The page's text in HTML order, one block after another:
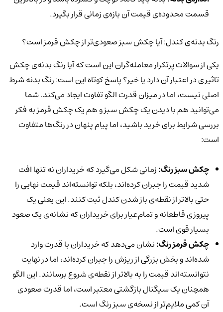
قسمت محدوده‌ی قیمت آن بازه‌ی زمانی قرار بگیرد.
رنگ بدنه‌ی کندل: آیا چکش سبز صعودی‌تر از چکش قرمز است؟
یکی از سوالات پرتکرار معامله‌گران این است که آیا رنگ بدنه‌ی چکش
تاثیری در اعتبار آن دارد یا خیر؟ پاسخ کوتاه این است: رنگ بدنه شرط
اصلی نیست، اما در میزان قدرت الگو تفاوت ایجاد می‌کند. شما
می‌توانید هم با دیدن یک چکش سبز و هم یک چکش قرمز به فکر
بررسی شرایط برای خرید باشید، اما پیام پنهان در رنگ‌ها متفاوت
است:
چکش سبز رنگ:زمانی شکل می‌گیرد که خریداران نه تنها افت
شدید قیمت را جبران کرده‌اند، بلکه توانسته‌اند قیمت نهایی را
حتی بالاتر از نقطه‌ی باز شدن کندل ثبت کنند. این یعنی یک
پیروزی قاطعانه و تمام‌عیار برای خریداران که نشانه‌ی یک صعود
بسیار قوی است.
چکش قرمز رنگ:نشان می‌دهد که خریداران با قدرت وارد
شده‌اند و بخش بزرگی از ریزش را جبران کرده‌اند، اما در نهایت
نتوانسته‌اند قیمت را به بالاتر از نقطه‌ی شروع برسانند. این الگو
همچنان یک سیگنال بازگشتی معتبر است، اما قدرت صعودی
آن کمی ملایم‌تر از نسخه‌ی سبز رنگ است.